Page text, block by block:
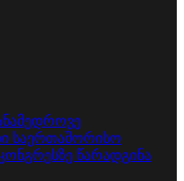
საერთაშორისო
წარადგინა